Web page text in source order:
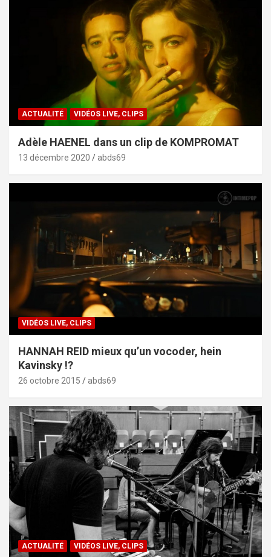
ACTUALITÉ VIDÉOS LIVE, CLIPS
Adèle HAENEL dans un clip de KOMPROMAT
13 décembre 2020 abds69
VIDÉOS LIVE, CLIPS
HANNAH REID mieux qu’un vocoder, hein
Kavinsky !?
26 octobre 2015 abds69
ACTUALITÉ VIDÉOS LIVE, CLIPS